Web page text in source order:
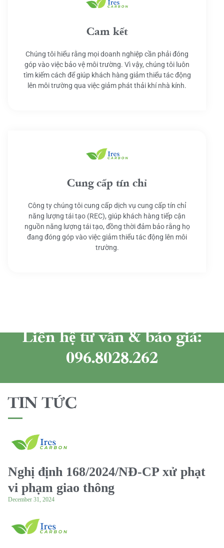
Cam kết
Chúng tôi hiểu rằng mọi doanh nghiệp cần phải đóng
góp vào việc bảo vệ môi trường. Vì vậy, chúng tôi luôn
tìm kiếm cách để giúp khách hàng giảm thiểu tác động
lên môi trường qua việc giảm phát thải khí nhà kính.
Cung cấp tín chỉ
Công ty chúng tôi cung cấp dịch vụ cung cấp tín chỉ
năng lượng tái tạo (REC), giúp khách hàng tiếp cận
nguồn năng lượng tái tạo, đồng thời đảm bảo rằng họ
đang đóng góp vào việc giảm thiểu tác động lên môi
trường.
Liên hệ tư vấn & báo giá:
096.8028.262
TIN TỨC
Nghị định 168/2024/NĐ-CP xử phạt
vi phạm giao thông
December 31, 2024